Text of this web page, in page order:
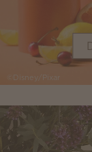
©Disney/Pixar